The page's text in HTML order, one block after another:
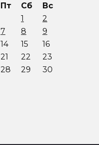
Пт Сб
Вс
1
2
7 8
9
14 15
16
21 22
23
28 29
30